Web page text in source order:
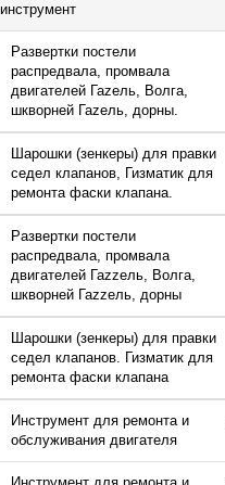
инструмент
Развертки постели
распредвала, промвала
двигателей Гаzель, Волга,
шкворней Гаzель, дорны.
Шарошки (зенкеры) для правки
седел клапанов, Гизматик для
ремонта фаски клапана.
Развертки постели
распредвала, промвала
двигателей Гаzzель, Волга,
шкворней Гаzzель, дорны
Шарошки (зенкеры) для правки
седел клапанов. Гизматик для
ремонта фаски клапана
Инструмент для ремонта и
обслуживания двигателя